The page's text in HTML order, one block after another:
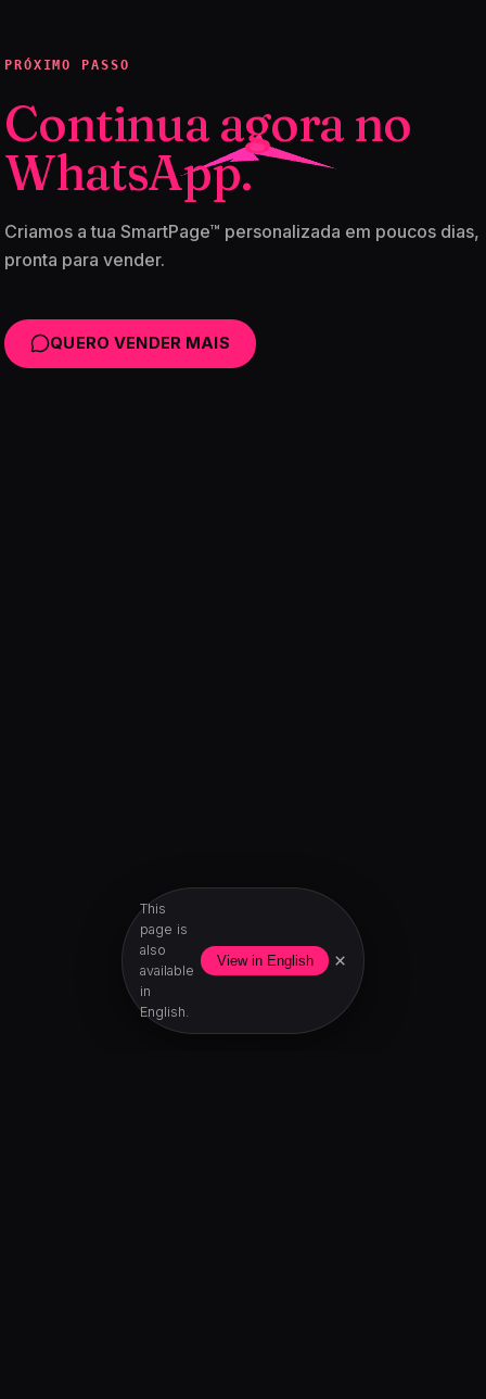
This
page is
also
available
in
English.
View in English ×
PRÓXIMO PASSO
Continua agora no
WhatsApp.
Criamos a tua SmartPage™ personalizada em poucos dias,
pronta para vender.
QUERO VENDER MAIS